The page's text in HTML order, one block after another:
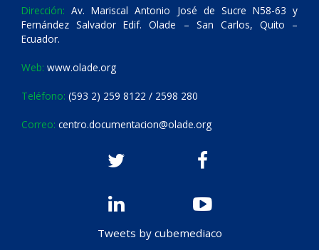
Dirección: Av. Mariscal Antonio José de Sucre N58-63 y
Fernández Salvador Edif. Olade – San Carlos, Quito –
Ecuador.
Web: www.olade.org
Teléfono: (593 2) 259 8122 / 2598 280
Correo: centro.documentacion@olade.org
Tweets by cubemediaco